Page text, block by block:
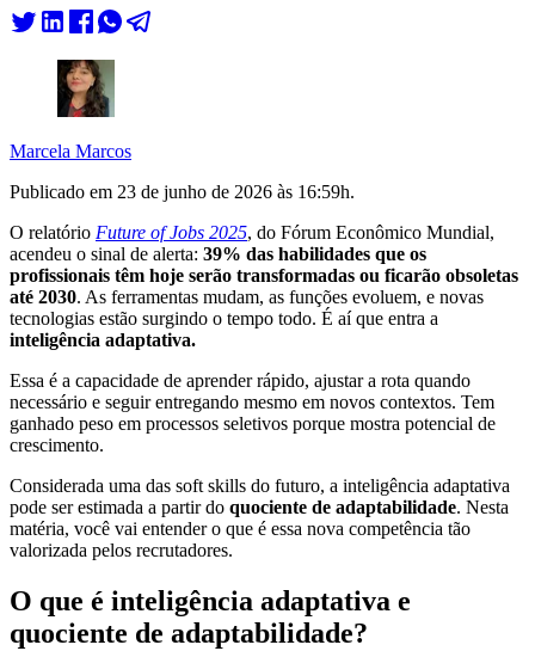
Marcela Marcos
Publicado em 23 de junho de 2026 às 16:59h.
O relatório Future of Jobs 2025, do Fórum Econômico Mundial,
acendeu o sinal de alerta: 39% das habilidades que os
profissionais têm hoje serão transformadas ou ficarão obsoletas
até 2030. As ferramentas mudam, as funções evoluem, e novas
tecnologias estão surgindo o tempo todo. É aí que entra a
inteligência adaptativa.
Essa é a capacidade de aprender rápido, ajustar a rota quando
necessário e seguir entregando mesmo em novos contextos. Tem
ganhado peso em processos seletivos porque mostra potencial de
crescimento.
Considerada uma das soft skills do futuro, a inteligência adaptativa
pode ser estimada a partir do quociente de adaptabilidade. Nesta
matéria, você vai entender o que é essa nova competência tão
valorizada pelos recrutadores.
O que é inteligência adaptativa e
quociente de adaptabilidade?